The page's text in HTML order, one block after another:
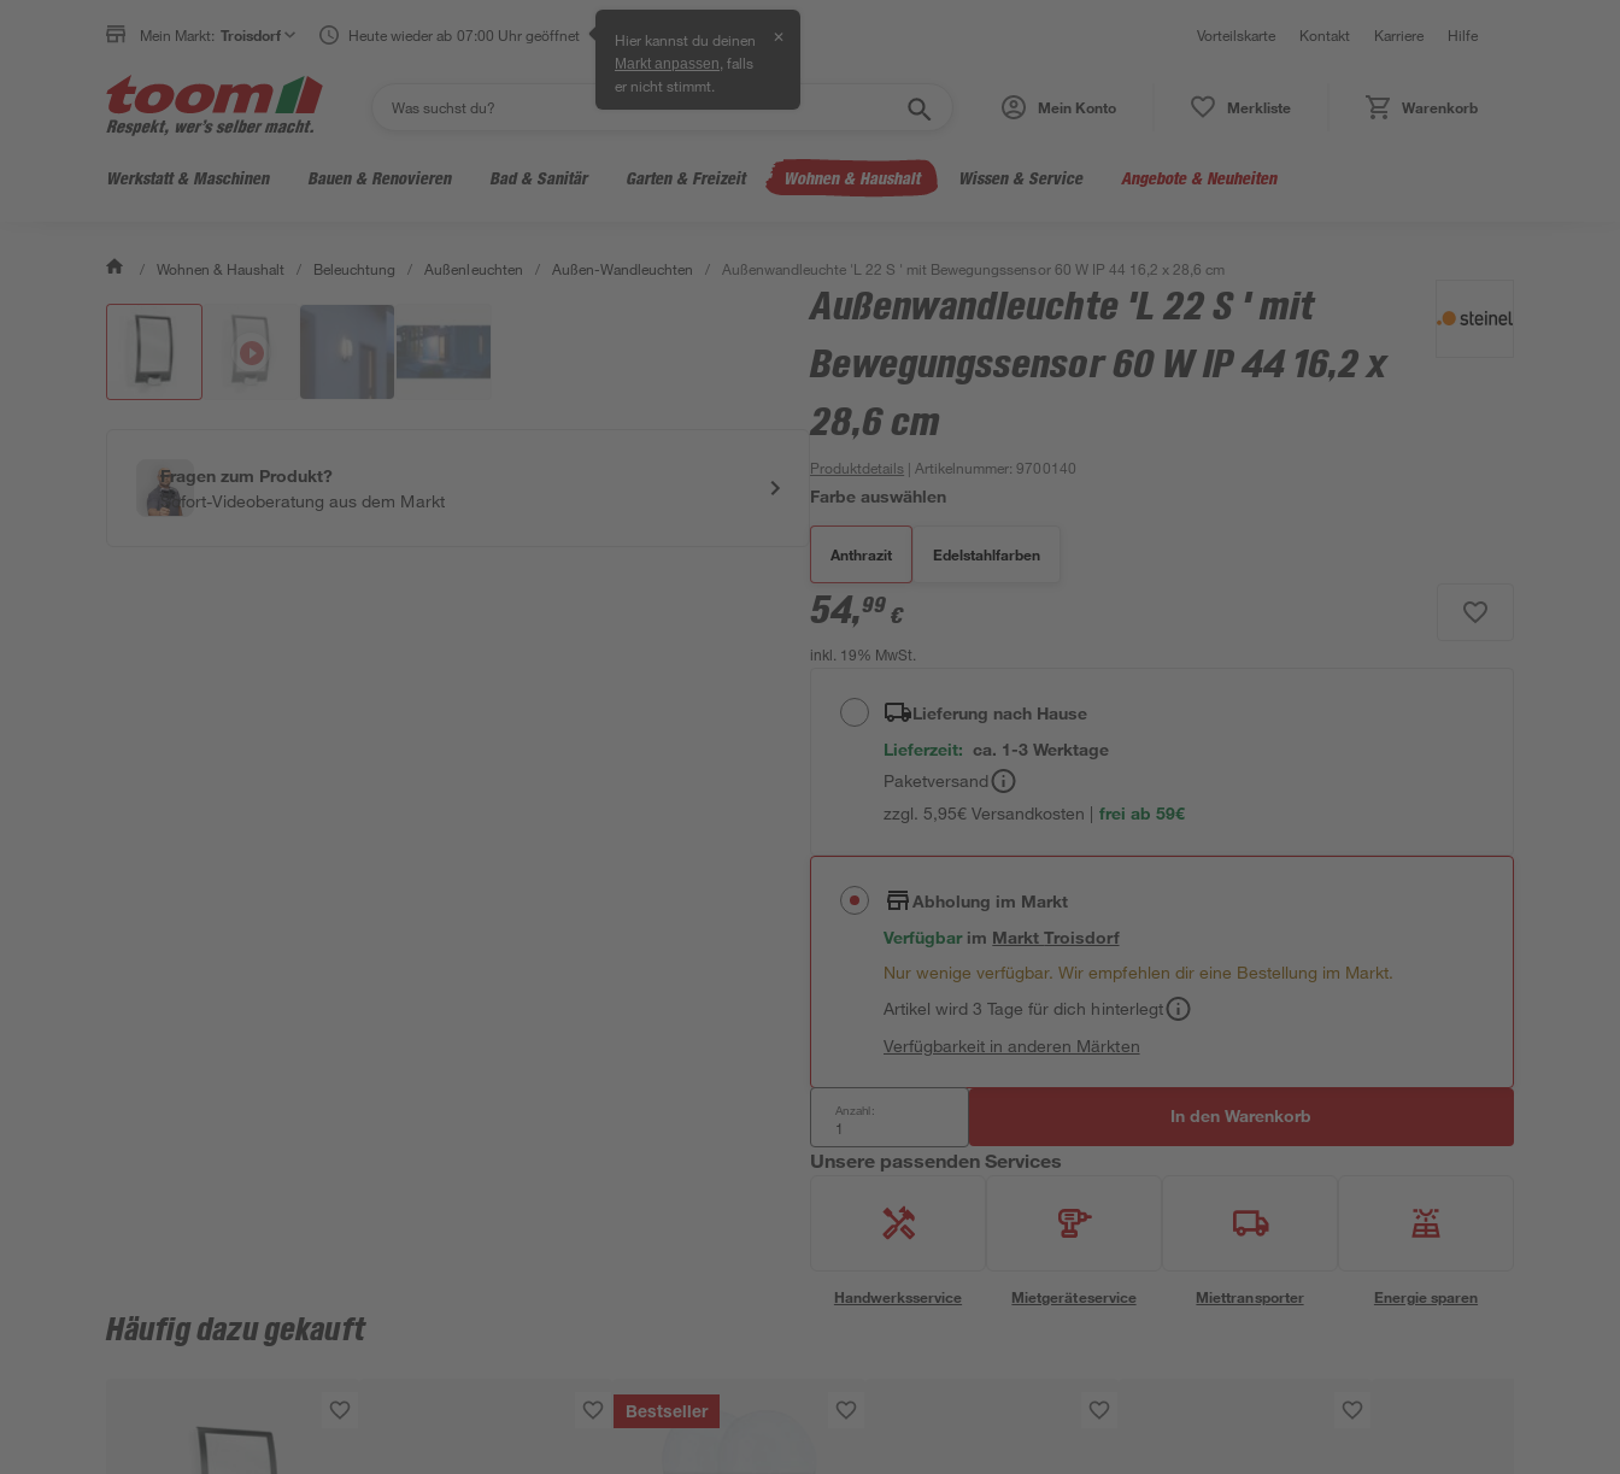
Mein Markt: Troisdorf Heute wieder ab 07:00 Uhr geöffnet Hier kannst du deinen
Markt anpassen , falls
er nicht stimmt.
✕ Vorteilskarte Kontakt Karriere Hilfe
Mein Konto Merkliste Warenkorb
Werkstatt & Maschinen Bauen & Renovieren Bad & Sanitär Garten & Freizeit Wohnen & Haushalt Wissen & Service Angebote & Neuheiten
/ Wohnen & Haushalt / Beleuchtung / Außenleuchten / Außen-Wandleuchten / Außenwandleuchte 'L 22 S ' mit Bewegungssensor 60 W IP 44 16,2 x 28,6 cm
Fragen zum Produkt?
Sofort-Videoberatung aus dem Markt
Außenwandleuchte 'L 22 S ' mit
Bewegungssensor 60 W IP 44 16,2 x
28,6 cm
Produktdetails | Artikelnummer:9700140
Farbe auswählen
Anthrazit Edelstahlfarben
54,99 €
inkl. 19% MwSt.
Lieferung nach Hause
Lieferzeit: ca. 1-3 Werktage
Paketversand
zzgl. 5,95€ Versandkosten | frei ab 59€
Abholung im Markt
Verfügbar im MarktTroisdorf
Nur wenige verfügbar. Wir empfehlen dir eine Bestellung im Markt.
Artikel wird 3 Tage für dich hinterlegt
Verfügbarkeit in anderen Märkten
Anzahl: In den Warenkorb
Unsere passenden Services
Handwerksservice Mietgeräteservice Miettransporter Energie sparen
Häufig dazu gekauft
Bestseller